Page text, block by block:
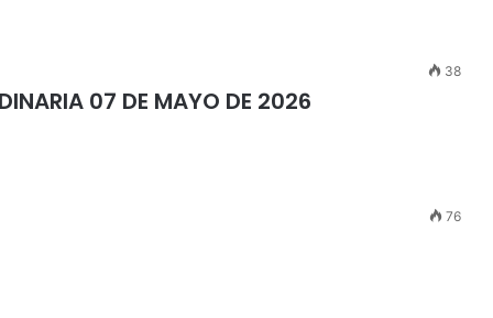
38
07 DE MAYO DE 2026
76